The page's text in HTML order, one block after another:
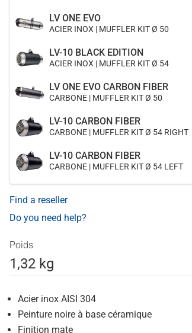
LV ONE EVO
ACIER INOX | MUFFLER KIT Ø 50
LV-10 BLACK EDITION
ACIER INOX | MUFFLER KIT Ø 54
LV ONE EVO CARBON FIBER
CARBONE | MUFFLER KIT Ø 50
LV-10 CARBON FIBER
CARBONE | MUFFLER KIT Ø 54 RIGHT
LV-10 CARBON FIBER
CARBONE | MUFFLER KIT Ø 54 LEFT
Find a reseller
Do you need help?
Poids
1,32 kg
Acier inox AISI 304
Peinture noire à base céramique
Finition mate